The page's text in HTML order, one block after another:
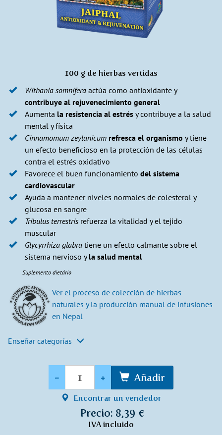
100 g de hierbas vertidas
Withania somnifera actúa como antioxidante y
contribuye al rejuvenecimiento general
Aumenta la resistencia al estrés y contribuye a la salud
mental y física
Cinnamomum zeylanicum refresca el organismo y tiene
un efecto beneficioso en la protección de las células
contra el estrés oxidativo
Favorece el buen funcionamiento del sistema
cardiovascular
Ayuda a mantener niveles normales de colesterol y
glucosa en sangre
Tribulus terrestris refuerza la vitalidad y el tejido
muscular
Glycyrrhiza glabra tiene un efecto calmante sobre el
sistema nervioso yla salud mental
Suplemento dietário
Ver el proceso de colección de hierbas
naturales y la producción manual de infusiones
en Nepal​
Enseñar categorías
- + Añadir
Encontrar un vendedor
Precio: 8,39 €
IVA incluido